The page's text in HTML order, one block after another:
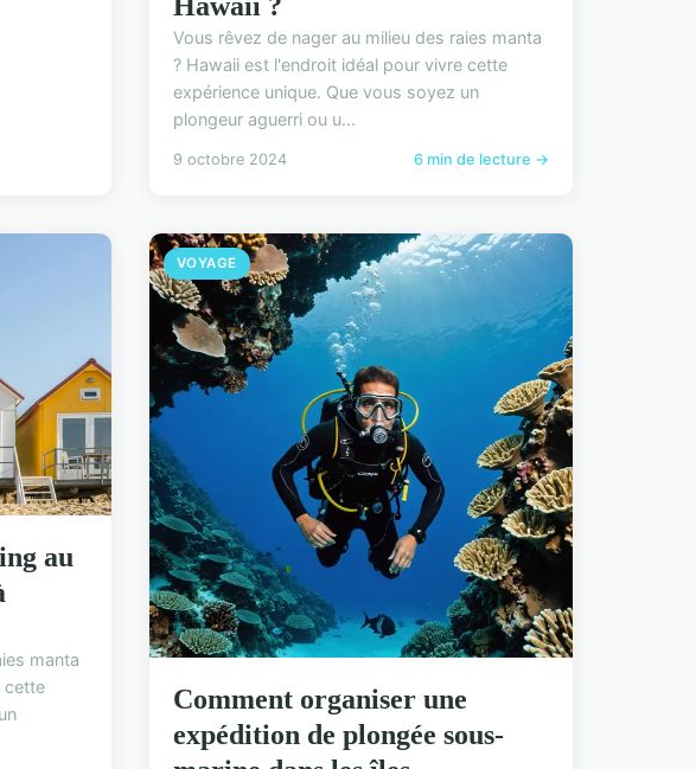
Hawaii ?
Vous rêvez de nager au milieu des raies manta
? Hawaii est l'endroit idéal pour vivre cette
expérience unique. Que vous soyez un
plongeur aguerri ou u...
9 octobre 2024 6 min de lecture →
au
manta
cette
VOYAGE
Comment organiser une
expédition de plongée sous-